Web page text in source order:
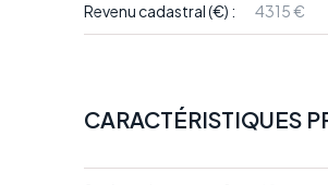
Revenu cadastral (€) : 4315 €
CARACTÉRISTIQUES